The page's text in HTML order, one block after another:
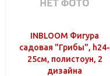
INBLOOM Фигура
садовая "Грибы", h24-
25см, полистоун, 2
дизайна